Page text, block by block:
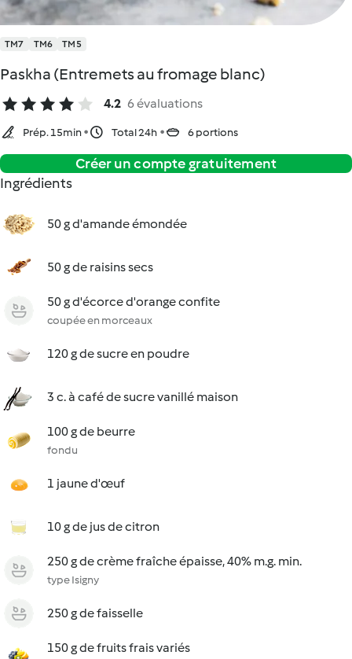
TM7 TM6 TM5
Paskha (Entremets au fromage blanc)
4.2 6 évaluations
Prép. 15min Total 24h 6 portions
Créer un compte gratuitement
Ingrédients
50 g d'amande émondée
50 g de raisins secs
50 g d'écorce d'orange confite
coupée en morceaux
120 g de sucre en poudre
3 c. à café de sucre vanillé maison
100 g de beurre
fondu
1 jaune d'œuf
10 g de jus de citron
250 g de crème fraîche épaisse, 40% m.g. min.
type Isigny
250 g de faisselle
150 g de fruits frais variés